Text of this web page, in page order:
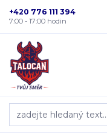
+420 776 111 394
7:00 - 17:00 hodin